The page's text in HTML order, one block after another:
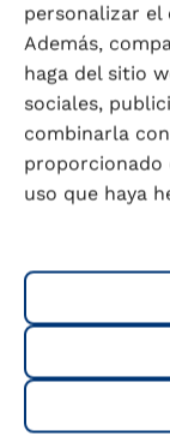
personalizar
Además,
haga del sitio
sociales,
combinarla
proporcionado
uso que haya
De la
Maxi y